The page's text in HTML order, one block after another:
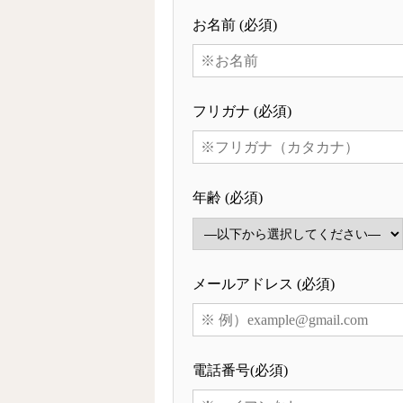
お名前 (必須)
フリガナ (必須)
年齢 (必須)
メールアドレス (必須)
電話番号(必須)